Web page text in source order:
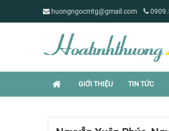
huongngocmtg@gmail.com
GIỚI THIỆU TIN TỨC